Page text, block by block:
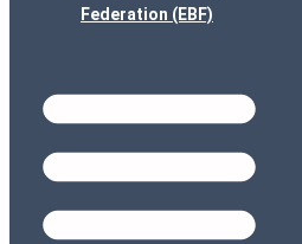
Federation (EBF)